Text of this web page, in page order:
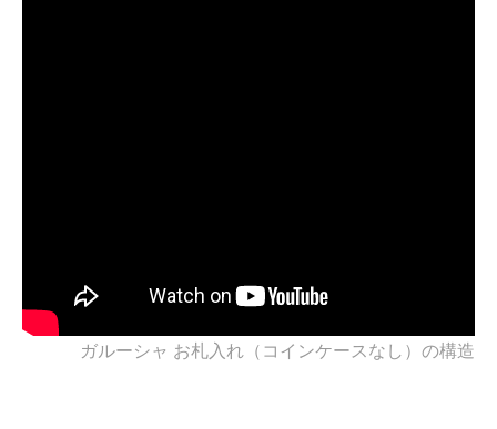
ガルーシャ お札入れ（コインケースなし）の構造